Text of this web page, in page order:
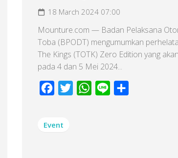
18 March 2024 07:00
Mounture.com — Badan Pelaksana
Toba (BPODT) mengumumkan
The Kings (TOTK) Zero Edition yang
pada 4 dan 5 Mei 2024...
Facebook
Twitter WhatsApp
Line
Event